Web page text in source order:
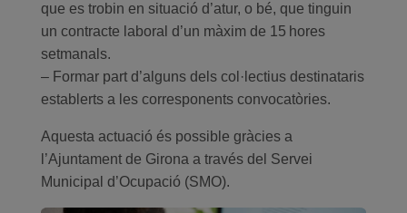
que es trobin en situació d’atur, o bé, que tinguin
un contracte laboral d’un màxim de 15 hores
setmanals.
– Formar part d’alguns dels col·lectius destinataris
establerts a les corresponents convocatòries.
Aquesta actuació és possible gràcies a
l’Ajuntament de Girona a través del Servei
Municipal d’Ocupació (SMO).